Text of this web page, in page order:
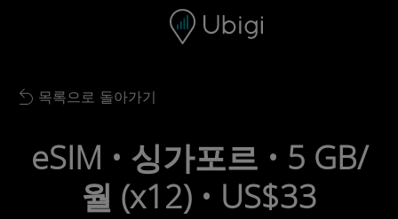
내비게이션 바 하단
Back to list
목록으로 돌아가기
eSIM • 싱가포르 • 5 GB/
월 (x12) • US$33